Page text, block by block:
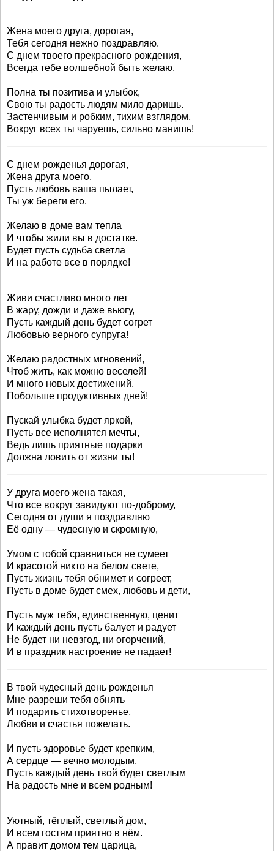
Жена моего друга, дорогая,
Тебя сегодня нежно поздравляю.
С днем твоего прекрасного рождения,
Всегда тебе волшебной быть желаю.
Полна ты позитива и улыбок,
Свою ты радость людям мило даришь.
Застенчивым и робким, тихим взглядом,
Вокруг всех ты чаруешь, сильно манишь!
С днем рожденья дорогая,
Жена друга моего.
Пусть любовь ваша пылает,
Ты уж береги его.
Желаю в доме вам тепла
И чтобы жили вы в достатке.
Будет пусть судьба светла
И на работе все в порядке!
Живи счастливо много лет
В жару, дожди и даже вьюгу,
Пусть каждый день будет согрет
Любовью верного супруга!
Желаю радостных мгновений,
Чтоб жить, как можно веселей!
И много новых достижений,
Побольше продуктивных дней!
Пускай улыбка будет яркой,
Пусть все исполнятся мечты,
Ведь лишь приятные подарки
Должна ловить от жизни ты!
У друга моего жена такая,
Что все вокруг завидуют по-доброму,
Сегодня от души я поздравляю
Её одну — чудесную и скромную,
Умом с тобой сравниться не сумеет
И красотой никто на белом свете,
Пусть жизнь тебя обнимет и согреет,
Пусть в доме будет смех, любовь и дети,
Пусть муж тебя, единственную, ценит
И каждый день пусть балует и радует
Не будет ни невзгод, ни огорчений,
И в праздник настроение не падает!
В твой чудесный день рожденья
Мне разреши тебя обнять
И подарить стихотворенье,
Любви и счастья пожелать.
И пусть здоровье будет крепким,
А сердце — вечно молодым,
Пусть каждый день твой будет светлым
На радость мне и всем родным!
Уютный, тёплый, светлый дом,
И всем гостям приятно в нём.
А правит домом тем царица,